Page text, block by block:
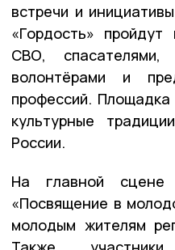
встречи и
«Гордость» пройдут
СВО, спасателями,
волонтёрами и
профессий. Площадка
культурные
России.
На главной сцене
«Посвящение в
молодым жителям